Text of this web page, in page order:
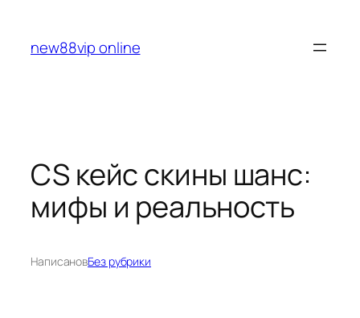
содержимому
new88vip online
CS кейс скины шанс:
мифы и реальность
НаписановБез рубрики